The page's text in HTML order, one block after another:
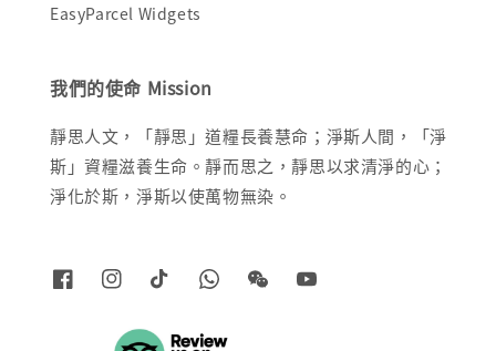
EasyParcel Widgets
我們的使命 Mission
靜思人文，「靜思」道糧長養慧命；淨斯人間，「淨
斯」資糧滋養生命。靜而思之，靜思以求清淨的心；
淨化於斯，淨斯以使萬物無染。